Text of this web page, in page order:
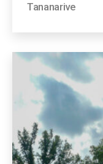
Tananarive